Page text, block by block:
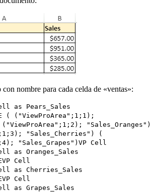
nombre para cada celda de «ventas»:
as Pears_Sales
( ("ViewProArea";1;1);
"Sales_Oranges")
"Sales_Cherries") (
"Sales_Grapes") VP Cell
as Oranges_Sales
VP Cell
as Cherries_Sales
VP Cell
as Grapes_Sales